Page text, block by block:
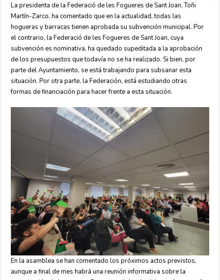
La presidenta de la Federació de les Fogueres de Sant Joan, Toñi
Martín-Zarco, ha comentado que en la actualidad, todas las
hogueras y barracas tienen aprobada su subvención municipal. Por
el contrario, la Federació de les Fogueres de Sant Joan, cuya
subvención es nominativa, ha quedado supeditada a la aprobación
de los presupuestos que todavía no se ha realizado. Si bien, por
parte del Ayuntamiento, se está trabajando para subsanar esta
situación. Por otra parte, la Federación, está estudiando otras
formas de financiación para hacer frente a esta situación.
En la asamblea se han comentado los próximos actos previstos,
aunque a final de mes habrá una reunión informativa sobre la